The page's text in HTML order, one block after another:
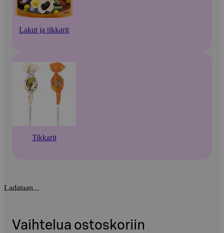
Lakut ja tikkarit
Tikkarit
Ladataan...
Vaihtelua ostoskoriin